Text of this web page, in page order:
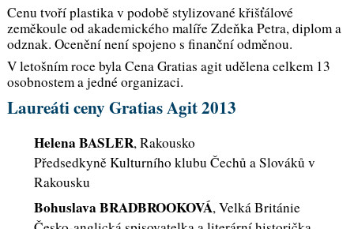
Cenu tvoří plastika v podobě stylizované křišťálové
zeměkoule od akademického malíře Zdeňka Petra, diplom a
odznak. Ocenění není spojeno s finanční odměnou.
V letošním roce byla Cena Gratias agit udělena celkem 13
osobnostem a jedné organizaci.
Laureáti ceny Gratias Agit 2013
Helena BASLER, Rakousko
Předsedkyně Kulturního klubu Čechů a Slováků v
Rakousku
Bohuslava BRADBROOKOVÁ, Velká Británie